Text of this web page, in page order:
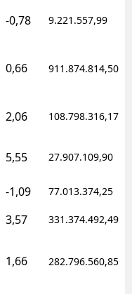
-0,78 9.221.557,99
0,66 911.874.814,50
2,06 108.798.316,17
5,55 27.907.109,90
-1,09 77.013.374,25
3,57 331.374.492,49
1,66 282.796.560,85